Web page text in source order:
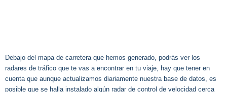
Debajo del mapa de carretera que hemos generado, podrás ver los
radares de tráfico que te vas a encontrar en tu viaje, hay que tener en
cuenta que aunque actualizamos diariamente nuestra base de datos, es
posible que se halla instalado algún radar de control de velocidad cerca